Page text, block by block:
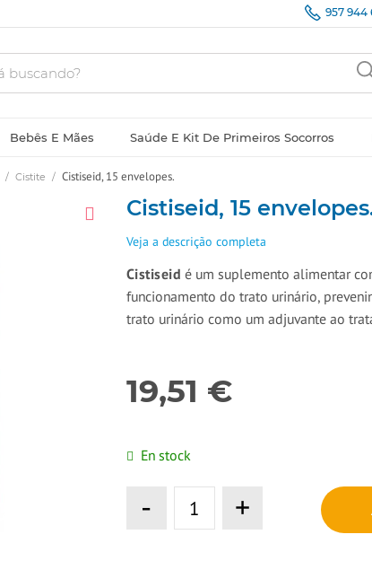
957 944
Bebês E Mães Saúde E Kit De Primeiros Socorros
/ Cistite / Cistiseid, 15 envelopes.
Cistiseid, 15
Veja a descrição completa
Cistiseid é um suplemento alimentar
funcionamento do trato urinário,
trato urinário como um adjuvante ao
19,51 €
En stock
- +